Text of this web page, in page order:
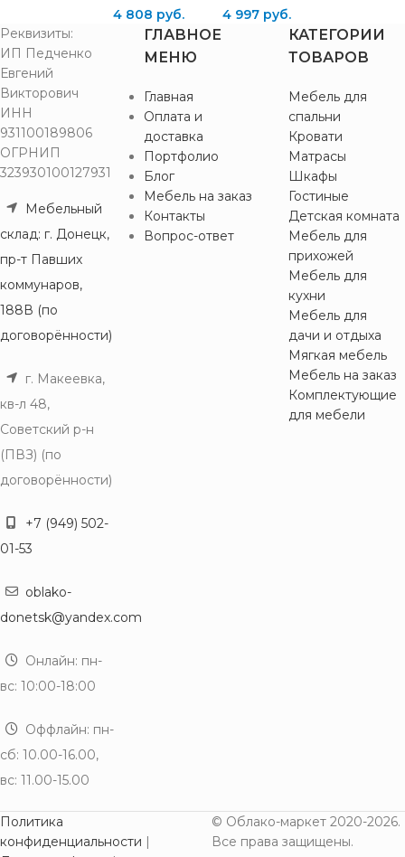
4 808 руб. 4 997руб.
Реквизиты:
ИП Педченко
Евгений
Викторович
ИНН
931100189806
ОГРНИП
323930100127931
Мебельный
склад: г. Донецк,
пр-т Павших
коммунаров,
188В (по
договорённости)
г. Макеевка,
кв-л 48,
Советский р-н
(ПВЗ) (по
договорённости)
+7 (949) 502-
01-53
oblako-
donetsk@yandex.com
Онлайн: пн-
вс: 10:00-18:00
Оффлайн: пн-
сб: 10.00-16.00,
вс: 11.00-15.00
ГЛАВНОЕ
МЕНЮ
Главная
Оплата и
доставка
Портфолио
Блог
Мебель на заказ
Контакты
Вопрос-ответ
КАТЕГОРИИ
ТОВАРОВ
Мебель для
спальни
Кровати
Матрасы
Шкафы
Гостиные
Детская комната
Мебель для
прихожей
Мебель для
кухни
Мебель для
дачи и отдыха
Мягкая мебель
Мебель на заказ
Комплектующие
для мебели
Политика
конфиденциальности |
© Облако-маркет 2020-2026.
Все права защищены.